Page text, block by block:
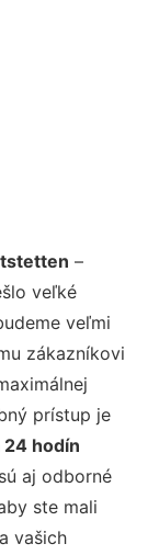
–
veľké
veľmi
zákazníkovi
prístup je
hodín
aj odborné
ste mali
vašich